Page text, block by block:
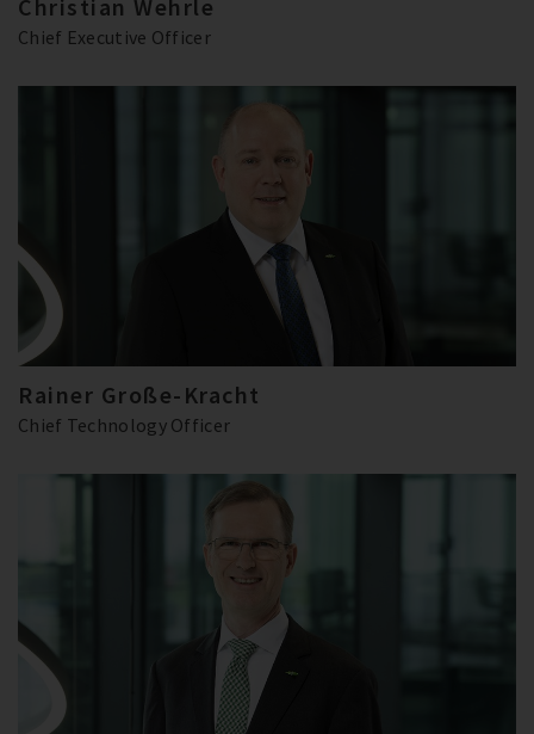
Christian Wehrle
Chief Executive Officer
Rainer Große-Kracht
Chief Technology Officer